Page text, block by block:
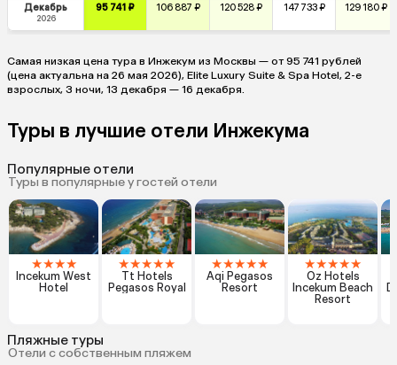
Декабрь
2026
95 741 ₽ 106 887 ₽ 120 528 ₽ 147 733 ₽ 129 180 ₽
Самая низкая цена тура в Инжекум из Москвы — от 95 741 рублей
(цена актуальна на 26 мая 2026), Elite Luxury Suite & Spa Hotel, 2-е
взрослых, 3 ночи, 13 декабря — 16 декабря.
Туры в лучшие отели Инжекума
Популярные отели
Туры в популярные у гостей отели
★★★★
Incekum West
Hotel
★★★★★
Tt Hotels
Pegasos Royal
★★★★★
Aqi Pegasos
Resort
★★★★★
Oz Hotels
Incekum Beach
Resort
Пляжные туры
Отели с собственным пляжем